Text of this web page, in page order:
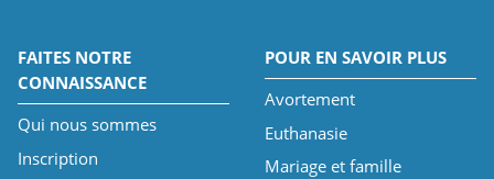
FAITES NOTRE
CONNAISSANCE
Qui nous sommes
Inscription
POUR EN SAVOIR PLUS
Avortement
Euthanasie
Mariage et famille